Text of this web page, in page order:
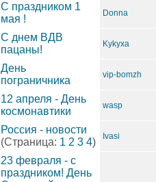
С праздником 1
мая !
Donna
С днем ВДВ
пацаны!
Kykyxa
День
пограничника
vip-bomzh
12 апреля - День
космонавтики
wasp
Россия - новости
(Страница: 1 2 3 4) Ivasi
23 февраля - с
праздником! День